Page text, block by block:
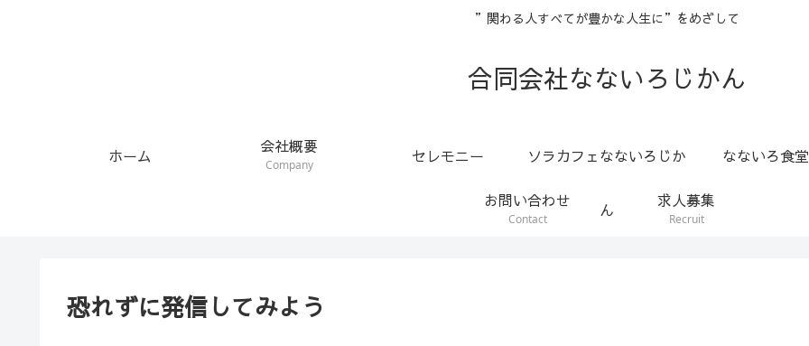
”関わる人すべてが豊かな人生に”をめざして
合同会社なないろじかん
ホーム 会社概要
Company セレモニー ソラカフェなないろじか
ん
なないろ食堂
お問い合わせ
Contact
求人募集
Recruit
恐れずに発信してみよう